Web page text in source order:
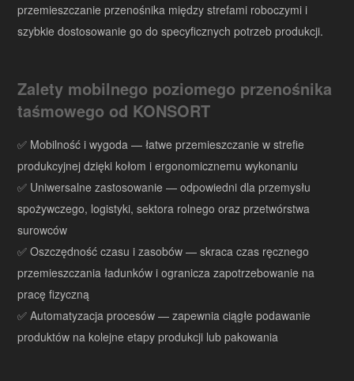
przemieszczanie przenośnika między strefami roboczymi i
szybkie dostosowanie go do specyficznych potrzeb produkcji.
Zalety mobilnego poziomego przenośnika
taśmowego od KONSORT
✅ Mobilność i wygoda — łatwe przemieszczanie w strefie
produkcyjnej dzięki kołom i ergonomicznemu wykonaniu
✅ Uniwersalne zastosowanie — odpowiedni dla przemysłu
spożywczego, logistyki, sektora rolnego oraz przetwórstwa
surowców
✅ Oszczędność czasu i zasobów — skraca czas ręcznego
przemieszczania ładunków i ogranicza zapotrzebowanie na
pracę fizyczną
✅ Automatyzacja procesów — zapewnia ciągłe podawanie
produktów na kolejne etapy produkcji lub pakowania